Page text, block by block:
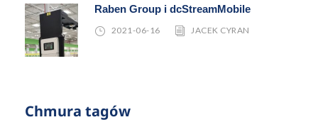
Raben Group i dcStreamMobile
2021-06-16 JACEK CYRAN
Chmura tagów